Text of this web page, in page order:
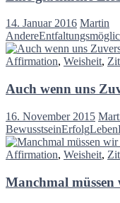
14. Januar 2016 Martin
Andere
Affirmation, Weisheit,
Auch wenn uns
16. November 2015
BewusstseinErfolgLeben
Affirmation, Weisheit,
Manchmal